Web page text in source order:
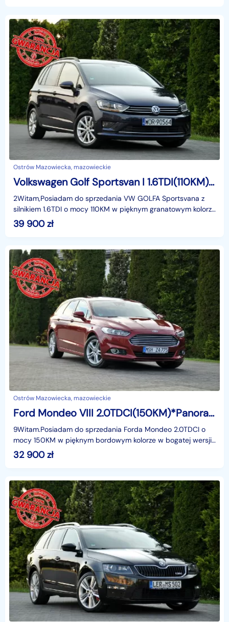
Ostrów Mazowiecka, mazowieckie
Volkswagen Golf Sportsvan I 1.6TDI(110KM)*Lounge*Radar*Duże Radio*Klimatronik*Reling*Alu16"ASO
2Witam,Posiadam do sprzedania VW GOLFA Sportsvana z
silnikiem 1.6TDI o mocy 110KM w pięknym granatowym kolorze
w bogatej wersji wyposażenia i z rewelacyjnym Sil
39 900zł
Ostrów Mazowiecka, mazowieckie
Ford Mondeo VIII 2.0TDCI(150KM)*Panorama*Grzane Fotele*Welur*Keyless Go*Alu17"ASO
9Witam.Posiadam do sprzedania Forda Mondeo 2.0TDCI o
mocy 150KM w pięknym bordowym kolorze w bogatej wersji
wyposażenia i z rewelacyjnym Silnikiem. Użytkowany p
32 900zł